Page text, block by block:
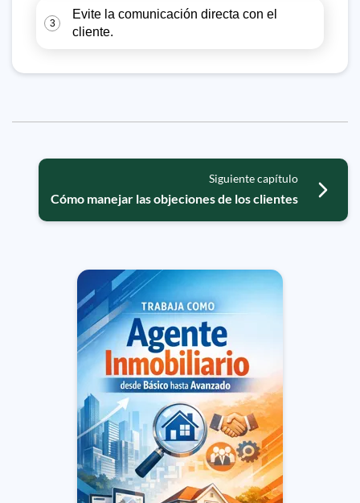
3
Evite la comunicación directa con el
cliente.
Siguiente capítulo
Cómo manejar las objeciones de los clientes